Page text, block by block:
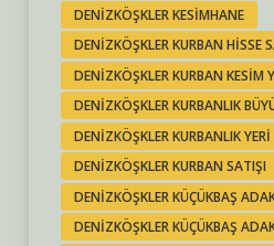
DENIZKÖŞKLER KESIMHANE
DENIZKÖŞKLER KURBAN HISSE
DENIZKÖŞKLER KURBAN KESIM
DENIZKÖŞKLER KURBANLIK
DENIZKÖŞKLER KURBANLIK YERI
DENIZKÖŞKLER KURBAN SATIŞI
DENIZKÖŞKLER KÜÇÜKBAŞ
DENIZKÖŞKLER KÜÇÜKBAŞ